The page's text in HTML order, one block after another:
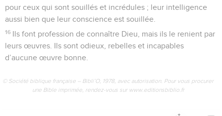
pour ceux qui sont souillés et incrédules ; leur intelligence
aussi bien que leur conscience est souillée.
16 Ils font profession de connaître Dieu, mais ils le renient par
leurs œuvres. Ils sont odieux, rebelles et incapables
d’aucune œuvre bonne.
© Société biblique française – Bibli’O, 1978, avec autorisation. Pour vous procurer
une Bible imprimée, rendez-vous sur www.editionsbiblio.fr